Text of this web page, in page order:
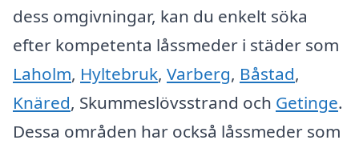
dess omgivningar, kan du enkelt söka
efter kompetenta låssmeder i städer som
Laholm, Hyltebruk, Varberg, Båstad,
Knäred, Skummeslövsstrand och Getinge.
Dessa områden har också låssmeder som